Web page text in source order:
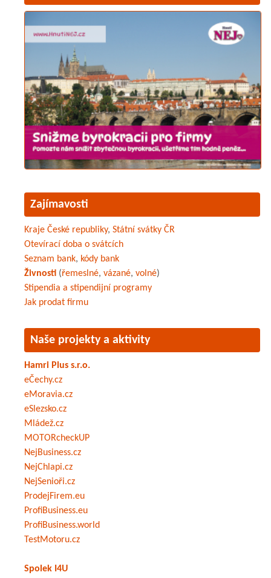
Zajímavosti
Kraje České republiky, Státní svátky ČR
Otevírací doba o svátcích
Seznam bank, kódy bank
Živnosti (řemeslné, vázané, volné)
Stipendia a stipendijní programy
Jak prodat firmu
Naše projekty a aktivity
Hamri Plus s.r.o.
eČechy.cz
eMoravia.cz
eSlezsko.cz
Mládež.cz
MOTORcheckUP
NejBusiness.cz
NejChlapi.cz
NejSenioři.cz
ProdejFirem.eu
ProfiBusiness.eu
ProfiBusiness.world
TestMotoru.cz
Spolek I4U